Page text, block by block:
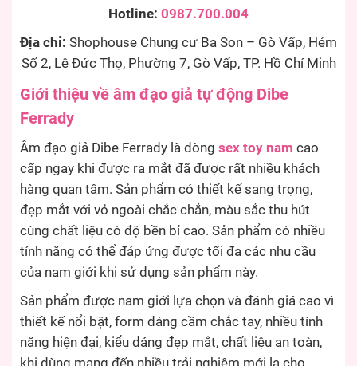
Hotline: 0987.700.004
Địa chỉ: Shophouse Chung cư Ba Son – Gò Vấp, Hẻm
Số 2, Lê Đức Thọ, Phường 7, Gò Vấp, TP. Hồ Chí Minh
Giới thiệu về âm đạo giả tự động Dibe
Ferrady
Âm đạo giả Dibe Ferrady là dòng sex toy nam cao
cấp ngay khi được ra mắt đã được rất nhiều khách
hàng quan tâm. Sản phẩm có thiết kế sang trọng,
đẹp mắt với vỏ ngoài chắc chắn, màu sắc thu hút
cùng chất liệu có độ bền bỉ cao. Sản phẩm có nhiều
tính năng có thể đáp ứng được tối đa các nhu cầu
của nam giới khi sử dụng sản phẩm này.
Sản phẩm được nam giới lựa chọn và đánh giá cao vì
thiết kế nổi bật, form dáng cầm chắc tay, nhiều tính
năng hiện đại, kiểu dáng đẹp mắt, chất liệu an toàn,